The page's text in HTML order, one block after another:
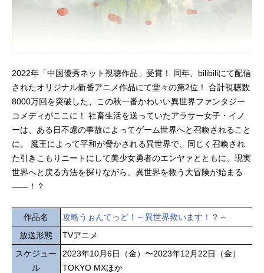
2022年「中国優秀ネット視聴作品」受賞！ 同年、bilibiliにて配信
されたオリジナル新番アニメ作品にて堂々の第2位！ 合計視聴数
8000万回を突破した、この秋一番かわいい異世界ファンタジー
コメディがここに！ 社畜生活を送っていたアラサー女子・イノ
ーは、ある日不慮の事故によってゲーム世界へと召喚されること
に。 魔王によって平和が脅かされる異世界で、同じく召喚され
た引きこもりニートにして美少女勇者のエンヤァとともに、現実
世界へと戻る方法を探りながら、異世界を救う大冒険が始まる
――！？
作品名
攻略うぉんてっど！～異世界救います！？～
放送形態
TVアニメ
スケジュー
ル
2023年10月6日（金）〜2023年12月22日（金）
TOKYO MXほか